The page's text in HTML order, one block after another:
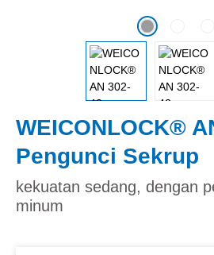
WEICONLOCK®
Pengunci Sekrup
kekuatan sedang, dengan
minum